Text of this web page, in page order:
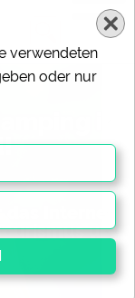
Internet-
und
verwendeten
oder nur